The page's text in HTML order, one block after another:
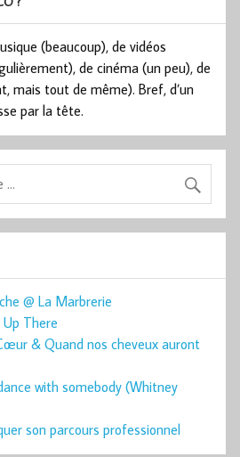
(beaucoup), de vidéos
de cinéma (un peu), de
mais tout de même). Bref, d’un
par la tête.
@ La Marbrerie
There
& Quand nos cheveux auront
with somebody (Whitney
son parcours professionnel